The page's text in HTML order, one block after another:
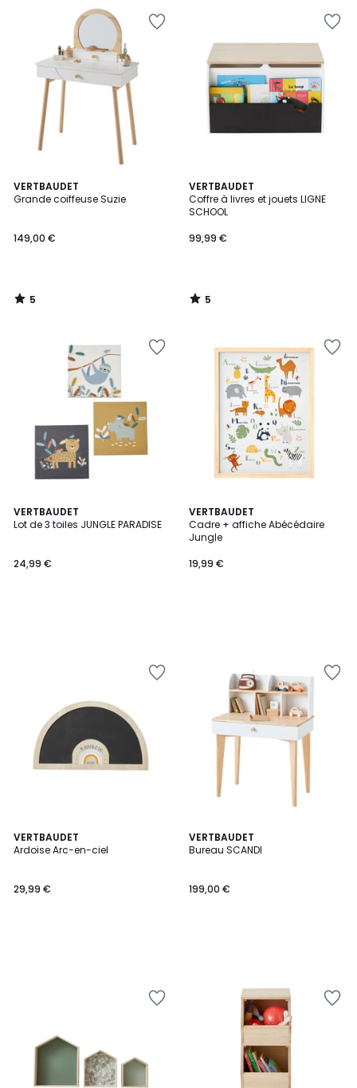
VERTBAUDET
Grande coiffeuse Suzie
149,00 €
5
/
5
/
VERTBAUDET
Coffre à livres et jouets LIGNE
SCHOOL
99,99 €
5
/
5
5
/
VERTBAUDET
Lot de 3 toiles JUNGLE PARADISE
24,99 €
VERTBAUDET
Cadre + affiche Abécédaire
Jungle
19,99 €
VERTBAUDET
Ardoise Arc-en-ciel
29,99 €
VERTBAUDET
Bureau SCANDI
199,00 €